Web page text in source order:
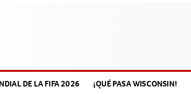
DE LA FIFA 2026 ¡QUÉ PASA WISCONSIN!